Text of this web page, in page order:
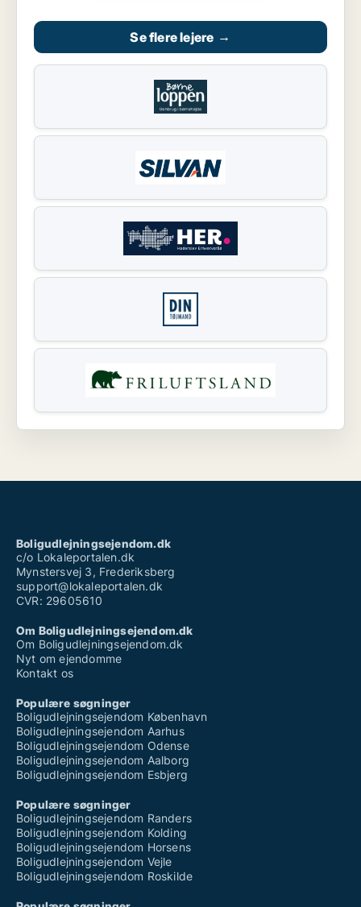
Se flere lejere →
Boligudlejningsejendom.dk
c/o Lokaleportalen.dk
Mynstersvej 3, Frederiksberg
support@lokaleportalen.dk
CVR: 29605610
Om Boligudlejningsejendom.dk
Om Boligudlejningsejendom.dk
Nyt om ejendomme
Kontakt os
Populære søgninger
Boligudlejningsejendom København
Boligudlejningsejendom Aarhus
Boligudlejningsejendom Odense
Boligudlejningsejendom Aalborg
Boligudlejningsejendom Esbjerg
Populære søgninger
Boligudlejningsejendom Randers
Boligudlejningsejendom Kolding
Boligudlejningsejendom Horsens
Boligudlejningsejendom Vejle
Boligudlejningsejendom Roskilde